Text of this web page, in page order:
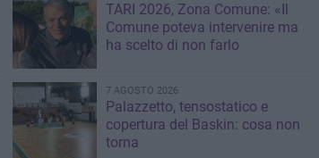
TARI 2026, Zona Comune: «Il
Comune poteva intervenire ma
ha scelto di non farlo
7 AGOSTO 2026
Palazzetto, tensostatico e
copertura del Baskin: cosa non
torna